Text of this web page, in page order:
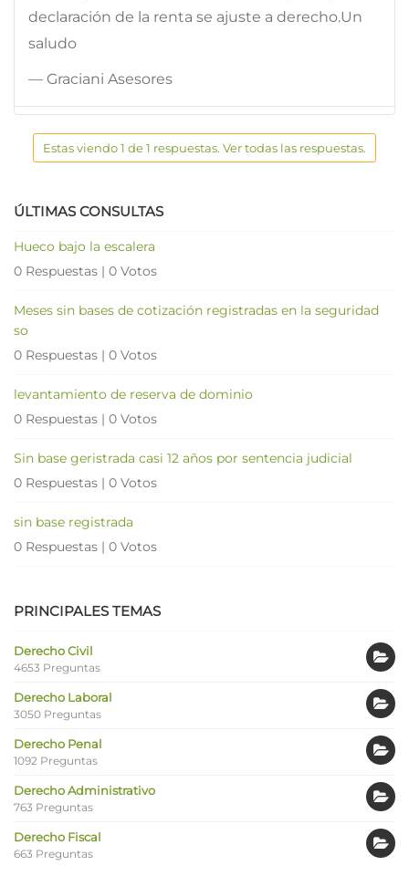
declaración de la renta se ajuste a derecho.Un
saludo
— Graciani Asesores
Estas viendo 1 de 1 respuestas. Ver todas las respuestas.
ÚLTIMAS CONSULTAS
Hueco bajo la escalera
0 Respuestas | 0 Votos
Meses sin bases de cotización registradas en la seguridad
so
0 Respuestas | 0 Votos
levantamiento de reserva de dominio
0 Respuestas | 0 Votos
Sin base geristrada casi 12 años por sentencia judicial
0 Respuestas | 0 Votos
sin base registrada
0 Respuestas | 0 Votos
PRINCIPALES TEMAS
Derecho Civil
4653 Preguntas
Derecho Laboral
3050 Preguntas
Derecho Penal
1092 Preguntas
Derecho Administrativo
763 Preguntas
Derecho Fiscal
663 Preguntas